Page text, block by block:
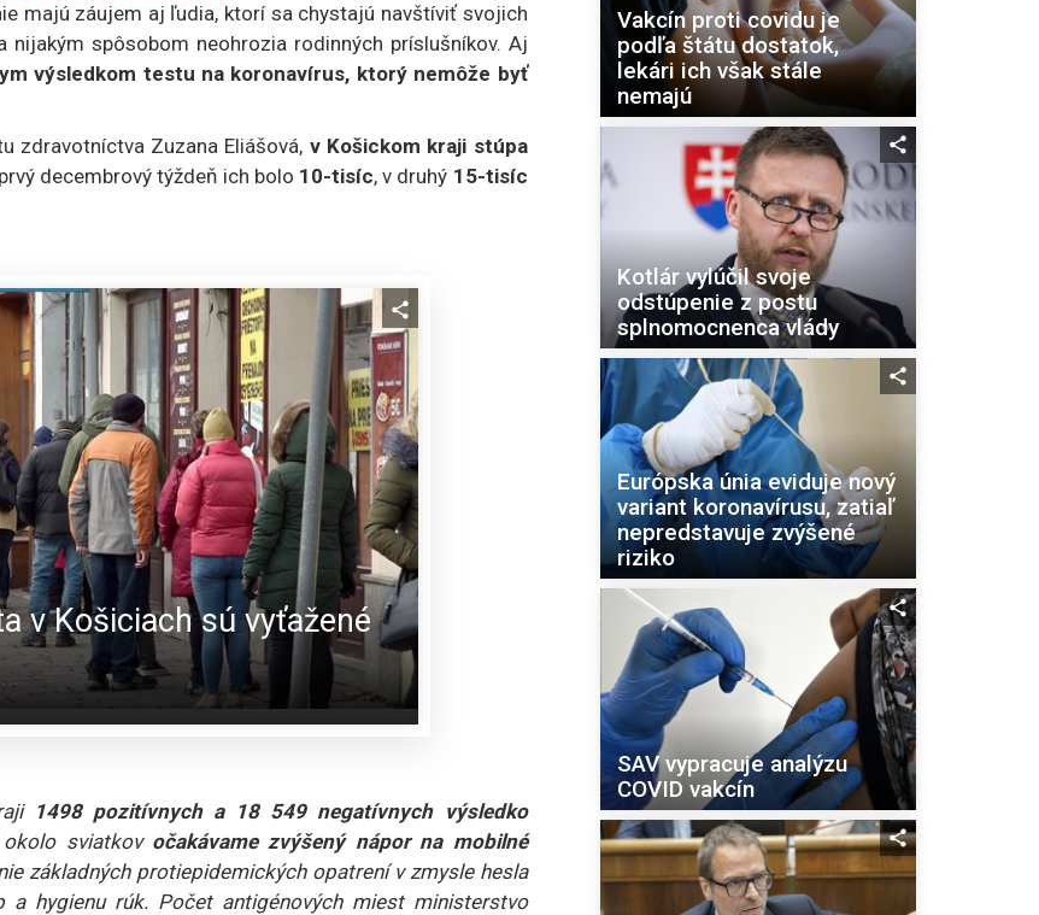
majú záujem aj ľudia, ktorí sa chystajú navštíviť svojich
spôsobom neohrozia rodinných príslušníkov. Aj
výsledkom testu na koronavírus, ktorý nemôže byť
zdravotníctva Zuzana Eliášová, v Košickom kraji stúpa
decembrový týždeň ich bolo 10-tisíc, v druhý 15-tisíc
v Košiciach sú vyťažené
1498 pozitívnych a 18 549 negatívnych výsledko
sviatkov očakávame zvýšený nápor na mobilné
základných protiepidemických opatrení v zmysle hesla
hygienu rúk. Počet antigénových miest ministerstvo
Vakcín proti covidu je
podľa štátu dostatok,
lekári ich však stále
nemajú
Kotlár vylúčil svoje
odstúpenie z postu
splnomocnenca vlády
Európska únia eviduje nový
variant koronavírusu, zatiaľ
nepredstavuje zvýšené
riziko
SAV vypracuje analýzu
COVID vakcín